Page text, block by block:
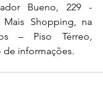
Bueno, 229 -
Shopping, na
– Piso Térreo,
informações.